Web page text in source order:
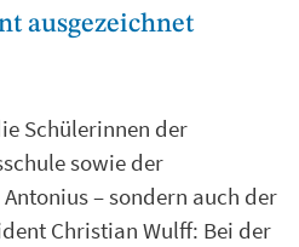
ausgezeichnet
Schülerinnen der
sowie der
– sondern auch der
Christian Wulff: Bei der